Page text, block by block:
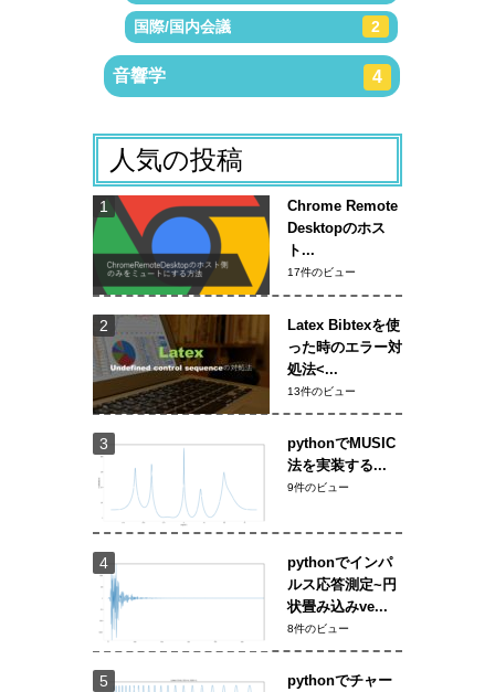
国際/国内会議 2
音響学 4
人気の投稿
Chrome Remote
Desktopのホス
ト...
17件のビュー
Latex Bibtexを使
った時のエラー対
処法<...
13件のビュー
pythonでMUSIC
法を実装する...
9件のビュー
pythonでインパ
ルス応答測定~円
状畳み込みve...
8件のビュー
pythonでチャー